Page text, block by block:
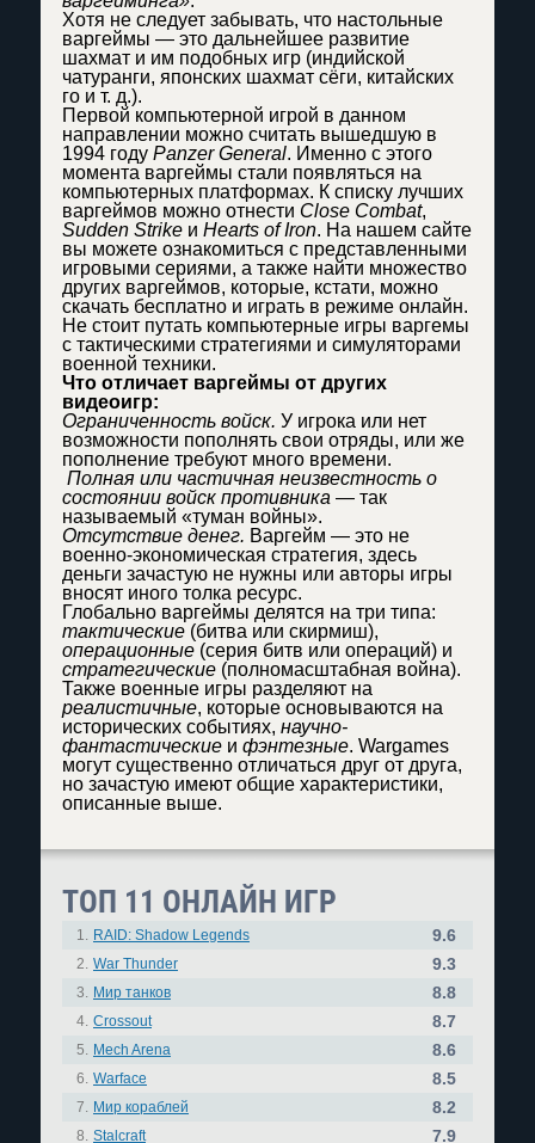
Хотя не следует забывать, что настольные
варгеймы — это дальнейшее развитие
шахмат и им подобных игр (индийской
чатуранги, японских шахмат сёги, китайских
го и т. д.).
Первой компьютерной игрой в данном
направлении можно считать вышедшую в
1994 году Panzer General. Именно с этого
момента варгеймы стали появляться на
компьютерных платформах. К списку лучших
варгеймов можно отнести Close Combat,
Sudden Strike и Hearts of Iron. На нашем сайте
вы можете ознакомиться с представленными
игровыми сериями, а также найти множество
других варгеймов, которые, кстати, можно
скачать бесплатно и играть в режиме онлайн.
Не стоит путать компьютерные игры варгемы
с тактическими стратегиями и симуляторами
военной техники.
Что отличает варгеймы от других
видеоигр:
Ограниченность войск. У игрока или нет
возможности пополнять свои отряды, или же
пополнение требуют много времени.
Полная или частичная неизвестность о
состоянии войск противника — так
называемый «туман войны».
Отсутствие денег. Варгейм — это не
военно-экономическая стратегия, здесь
деньги зачастую не нужны или авторы игры
вносят иного толка ресурс.
Глобально варгеймы делятся на три типа:
тактические (битва или скирмиш),
операционные (серия битв или операций) и
стратегические (полномасштабная война).
Также военные игры разделяют на
реалистичные, которые основываются на
исторических событиях, научно-
фантастические и фэнтезные. Wargames
могут существенно отличаться друг от друга,
но зачастую имеют общие характеристики,
описанные выше.
ТОП 11 ОНЛАЙН ИГР
1. RAID: Shadow Legends 9.6
2. War Thunder 9.3
3. Мир танков 8.8
4. Crossout 8.7
5. Mech Arena 8.6
6. Warface 8.5
7. Мир кораблей 8.2
8. Stalcraft 7.9